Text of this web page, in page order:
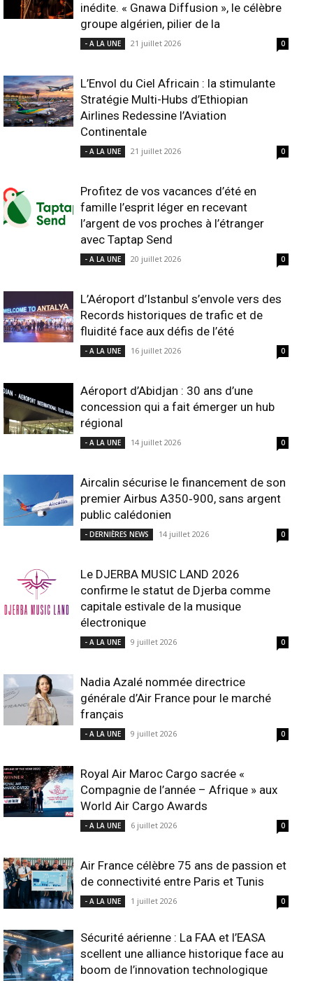
inédite. « Gnawa Diffusion », le célèbre
groupe algérien, pilier de la
- A LA UNE 21 juillet 2026 0
L’Envol du Ciel Africain : la stimulante
Stratégie Multi-Hubs d’Ethiopian
Airlines Redessine l’Aviation
Continentale
- A LA UNE 21 juillet 2026 0
Profitez de vos vacances d’été en
famille l’esprit léger en recevant
l’argent de vos proches à l’étranger
avec Taptap Send
- A LA UNE 20 juillet 2026 0
L’Aéroport d’Istanbul s’envole vers des
Records historiques de trafic et de
fluidité face aux défis de l’été
- A LA UNE 16 juillet 2026 0
Aéroport d’Abidjan : 30 ans d’une
concession qui a fait émerger un hub
régional
- A LA UNE 14 juillet 2026 0
Aircalin sécurise le financement de son
premier Airbus A350‑900, sans argent
public calédonien
- DERNIÈRES NEWS 14 juillet 2026 0
Le DJERBA MUSIC LAND 2026
confirme le statut de Djerba comme
capitale estivale de la musique
électronique
- A LA UNE 9 juillet 2026 0
Nadia Azalé nommée directrice
générale d’Air France pour le marché
français
- A LA UNE 9 juillet 2026 0
Royal Air Maroc Cargo sacrée «
Compagnie de l’année – Afrique » aux
World Air Cargo Awards
- A LA UNE 6 juillet 2026 0
Air France célèbre 75 ans de passion et
de connectivité entre Paris et Tunis
- A LA UNE 1 juillet 2026 0
Sécurité aérienne : La FAA et l’EASA
scellent une alliance historique face au
boom de l’innovation technologique